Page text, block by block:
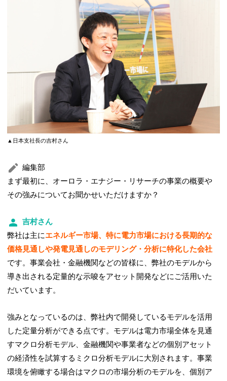
▲日本支社長の吉村さん
編集部
まず最初に、オーロラ・エナジー・リサーチの事業の概要や
その強みについてお聞かせいただけますか？
吉村さん
弊社は主にエネルギー市場、特に電力市場における長期的な
価格見通しや発電見通しのモデリング・分析に特化した会社
です。事業会社・金融機関などの皆様に、弊社のモデルから
導き出される定量的な示唆をアセット開発などにご活用いた
だいています。
強みとなっているのは、弊社内で開発しているモデルを活用
した定量分析ができる点です。モデルは電力市場全体を見通
すマクロ分析モデル、金融機関や事業者などの個別アセット
の経済性を試算するミクロ分析モデルに大別されます。事業
環境を俯瞰する場合はマクロの市場分析のモデルを、個別ア